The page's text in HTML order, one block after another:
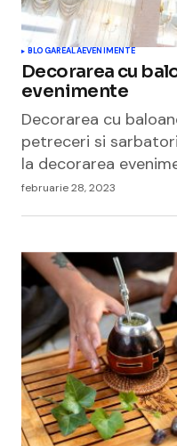
BLOGAREALAEVENIMENTE
Decorarea cu
evenimente
Decorarea cu
petreceri si
la decorarea
februarie 28, 2023